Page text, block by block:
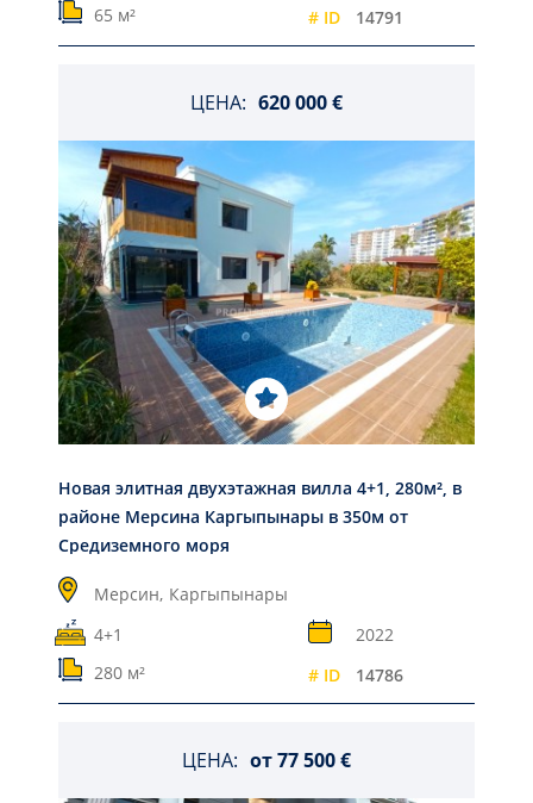
65 м²
# ID 14791
ЦЕНА: 620 000 €
Новая элитная двухэтажная вилла 4+1, 280м², в
районе Мерсина Каргыпынары в 350м от
Средиземного моря
Мерсин, Каргыпынары
4+1
2022
280 м²
# ID 14786
ЦЕНА: от77 500 €